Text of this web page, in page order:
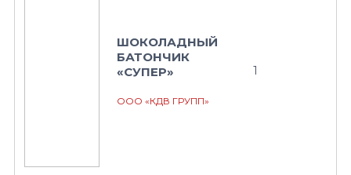
ШОКОЛАДНЫЙ
БАТОНЧИК
«СУПЕР»
ООО «КДВ ГРУПП»
1